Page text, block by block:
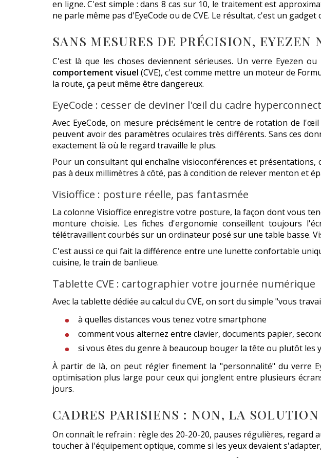
en ligne. C'est simple : dans 8 cas sur 10, le traitement est
ne parle même pas d'EyeCode ou de CVE. Le résultat, c'est un
SANS MESURES DE PRÉCISION,
C'est là que les choses deviennent sérieuses. Un verre Eyezen
comportement visuel (CVE), c'est comme mettre un moteur de
la route, ça peut même être dangereux.
EyeCode : cesser de deviner l'œil du cadre
Avec EyeCode, on mesure précisément le centre de rotation de
peuvent avoir des paramètres oculaires très différents. Sans ces
exactement là où le regard travaille le plus.
Pour un consultant qui enchaîne visioconférences et
pas à deux millimètres à côté, pas à condition de relever menton et
Visioffice : posture réelle, pas fantasmée
La colonne Visioffice enregistre votre posture, la façon dont vous
monture choisie. Les fiches d'ergonomie conseillent toujours
télétravaillent courbés sur un ordinateur posé sur une table basse.
C'est aussi ce qui fait la différence entre une lunette confortable
cuisine, le train de banlieue.
Tablette CVE : cartographier votre journée numérique
Avec la tablette dédiée au calcul du CVE, on sort du simple "vous
à quelles distances vous tenez votre smartphone
comment vous alternez entre clavier, documents papier,
si vous êtes du genre à beaucoup bouger la tête ou plutôt les
À partir de là, on peut régler finement la "personnalité" du verre
optimisation plus large pour ceux qui jonglent entre plusieurs
jours.
CADRES PARISIENS : NON, LA
On connaît le refrain : règle des 20-20-20, pauses régulières,
toucher à l'équipement optique, comme si les yeux devaient